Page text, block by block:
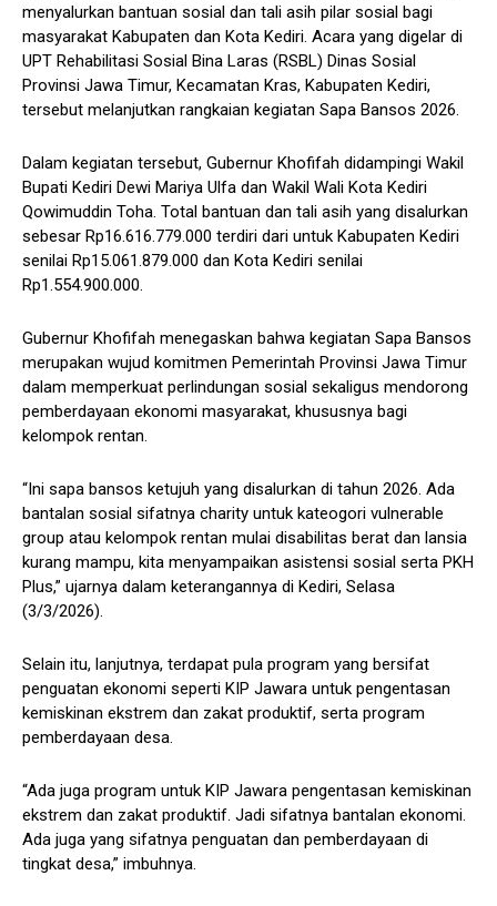
menyalurkan bantuan sosial dan tali asih pilar sosial bagi
masyarakat Kabupaten dan Kota Kediri. Acara yang digelar di
UPT Rehabilitasi Sosial Bina Laras (RSBL) Dinas Sosial
Provinsi Jawa Timur, Kecamatan Kras, Kabupaten Kediri,
tersebut melanjutkan rangkaian kegiatan Sapa Bansos 2026.
Dalam kegiatan tersebut, Gubernur Khofifah didampingi Wakil
Bupati Kediri Dewi Mariya Ulfa dan Wakil Wali Kota Kediri
Qowimuddin Toha. Total bantuan dan tali asih yang disalurkan
sebesar Rp16.616.779.000 terdiri dari untuk Kabupaten Kediri
senilai Rp15.061.879.000 dan Kota Kediri senilai
Rp1.554.900.000.
Gubernur Khofifah menegaskan bahwa kegiatan Sapa Bansos
merupakan wujud komitmen Pemerintah Provinsi Jawa Timur
dalam memperkuat perlindungan sosial sekaligus mendorong
pemberdayaan ekonomi masyarakat, khususnya bagi
kelompok rentan.
“Ini sapa bansos ketujuh yang disalurkan di tahun 2026. Ada
bantalan sosial sifatnya charity untuk kateogori vulnerable
group atau kelompok rentan mulai disabilitas berat dan lansia
kurang mampu, kita menyampaikan asistensi sosial serta PKH
Plus,” ujarnya dalam keterangannya di Kediri, Selasa
(3/3/2026).
Selain itu, lanjutnya, terdapat pula program yang bersifat
penguatan ekonomi seperti KIP Jawara untuk pengentasan
kemiskinan ekstrem dan zakat produktif, serta program
pemberdayaan desa.
“Ada juga program untuk KIP Jawara pengentasan kemiskinan
ekstrem dan zakat produktif. Jadi sifatnya bantalan ekonomi.
Ada juga yang sifatnya penguatan dan pemberdayaan di
tingkat desa,” imbuhnya.